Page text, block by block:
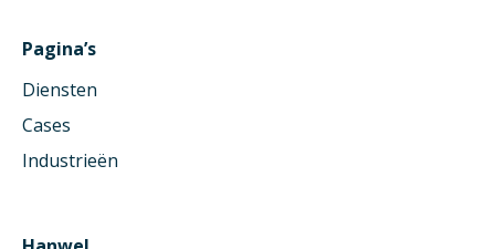
Pagina’s
Diensten
Cases
Industrieën